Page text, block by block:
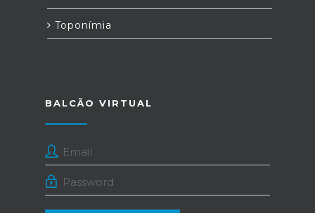
Toponímia
BALCÃO VIRTUAL